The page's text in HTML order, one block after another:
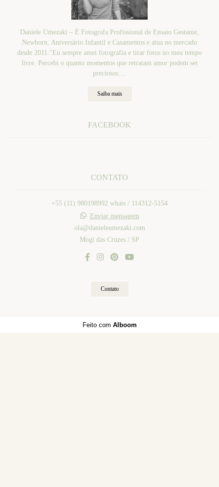
Daniele Umezaki – É Fotografa Profissional de Ensaio Gestante,
Newborn, Aniversário Infantil e Casamentos e atua no mercado
desde 2011."Eu sempre amei fotografia e tirar fotos no meu tempo
livre. Percebi o quanto momentos que retratam amor podem ser
preciosos....
Saiba mais
FACEBOOK
CONTATO
+55 (11) 980198992 whats / 114312-5154
Enviar mensagem
ola@danieleumezaki.com
Mogi das Cruzes / SP
Contato
Feito com Alboom